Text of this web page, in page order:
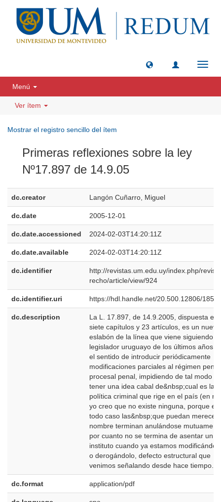
Menú
Ver ítem
Mostrar el registro sencillo del ítem
Primeras reflexiones sobre la ley
Nº17.897 de 14.9.05
dc.creator Langón Cuñarro, Miguel
dc.date 2005-12-01
dc.date.accessioned 2024-02-03T14:20:11Z
dc.date.available 2024-02-03T14:20:11Z
dc.identifier
http://revistas.um.edu.uy/index.php/
recho/article/view/924
dc.identifier.uri https://hdl.handle.net/20.500.12806/1852
dc.description
La L. 17.897, de 14.9.2005, dispuesta en
siete capítulos y 23 artículos, es un nuevo
eslabón de la línea que viene siguiendo el
legislador uruguayo de los últimos años,
el sentido de introducir periódicamente
modificaciones parciales al régimen
procesal penal, impidiendo de tal modo
tener una idea cabal de&nbsp;cual es la
política criminal que rige en el país (en
yo creo que no existe ninguna, porque en
todo caso las&nbsp;que puedan merecer
nombre terminan anulándose
por cuanto no se termina de asentar un
instituto cuando ya estamos
o derogándolo, defecto estructural que
venimos señalando desde hace tiempo.
dc.format application/pdf